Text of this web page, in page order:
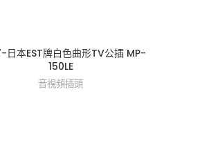
本EST牌白色曲形TV公插 MP-
150LE
音視頻插頭